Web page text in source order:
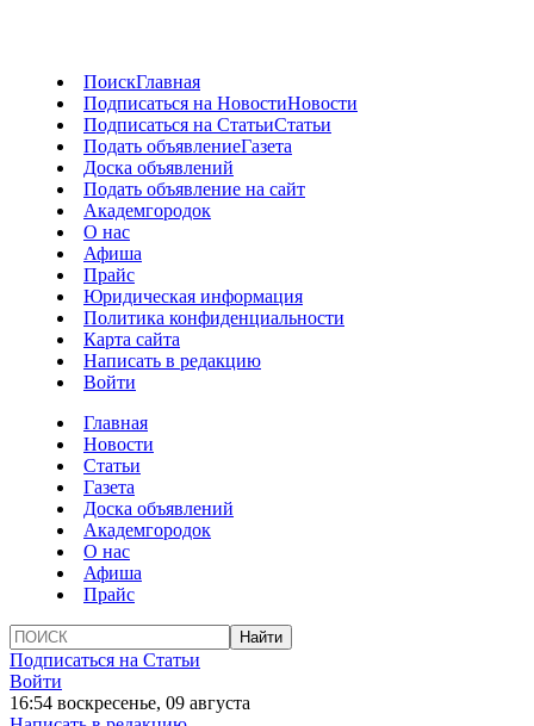
ПоискГлавная
Подписаться на НовостиНовости
Подписаться на СтатьиСтатьи
Подать объявлениеГазета
Доска объявлений
Подать объявление на сайт
Академгородок
О нас
Афиша
Прайс
Юридическая информация
Политика конфиденциальности
Карта сайта
Написать в редакцию
Войти
Главная
Новости
Статьи
Газета
Доска объявлений
Академгородок
О нас
Афиша
Прайс
Подписаться на Статьи
Войти
16:54 воскресенье, 09 августа